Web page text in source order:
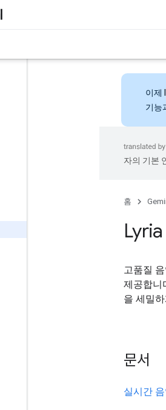
이제
기능
자의 기본
홈
고품질
제공합니
을 세밀
문서
실시간